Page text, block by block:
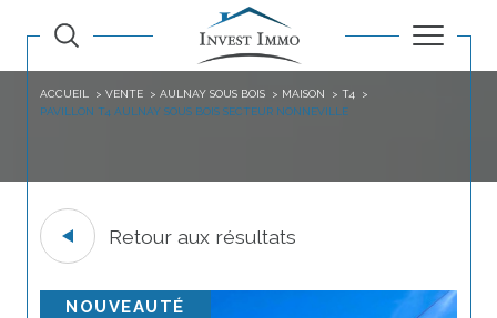
ACCUEIL VENTE AULNAY SOUS BOIS MAISON
T4
PAVILLON T4 AULNAY SOUS BOIS SECTEUR NONNEVILLE
Retour aux résultats
NOUVEAUTÉ